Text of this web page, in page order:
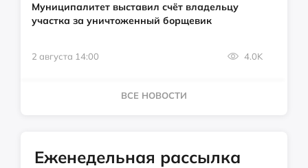
Муниципалитет выставил счёт владельцу
участка за уничтоженный борщевик
2 августа 14:00 4.0K
ВСЕ НОВОСТИ
Еженедельная рассылка